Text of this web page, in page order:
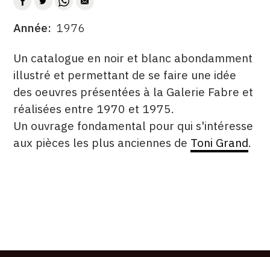
CGV
SUIVEZ-NOUS
INSTAGRAM
DATE
Année 1976
DESCRITPTION
Un catalogue en noir et blanc abondamment
illustré et permettant de se faire une idée
des oeuvres présentées à la Galerie Fabre et
réalisées entre 1970 et 1975.
Un ouvrage fondamental pour qui s'intéresse
aux pièces les plus anciennes de Toni Grand.